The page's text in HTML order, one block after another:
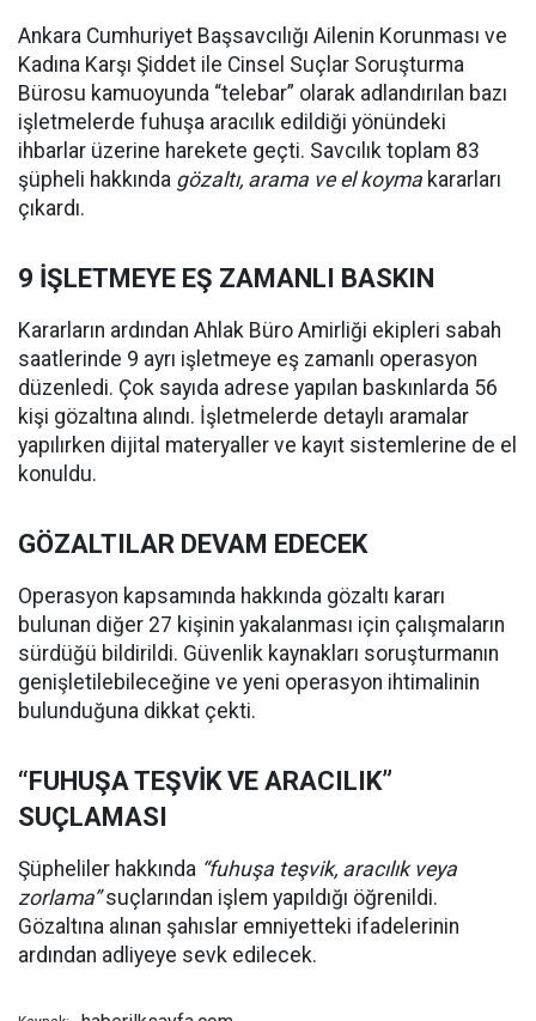
Ankara Cumhuriyet Başsavcılığı Ailenin Korunması ve
Kadına Karşı Şiddet ile Cinsel Suçlar Soruşturma
Bürosu kamuoyunda “telebar” olarak adlandırılan bazı
işletmelerde fuhuşa aracılık edildiği yönündeki
ihbarlar üzerine harekete geçti. Savcılık toplam 83
şüpheli hakkında gözaltı, arama ve el koyma kararları
çıkardı.
9 İŞLETMEYE EŞ ZAMANLI BASKIN
Kararların ardından Ahlak Büro Amirliği ekipleri sabah
saatlerinde 9 ayrı işletmeye eş zamanlı operasyon
düzenledi. Çok sayıda adrese yapılan baskınlarda 56
kişi gözaltına alındı. İşletmelerde detaylı aramalar
yapılırken dijital materyaller ve kayıt sistemlerine de el
konuldu.
GÖZALTILAR DEVAM EDECEK
Operasyon kapsamında hakkında gözaltı kararı
bulunan diğer 27 kişinin yakalanması için çalışmaların
sürdüğü bildirildi. Güvenlik kaynakları soruşturmanın
genişletilebileceğine ve yeni operasyon ihtimalinin
bulunduğuna dikkat çekti.
“FUHUŞA TEŞVİK VE ARACILIK”
SUÇLAMASI
Şüpheliler hakkında “fuhuşa teşvik, aracılık veya
zorlama”suçlarından işlem yapıldığı öğrenildi.
Gözaltına alınan şahıslar emniyetteki ifadelerinin
ardından adliyeye sevk edilecek.